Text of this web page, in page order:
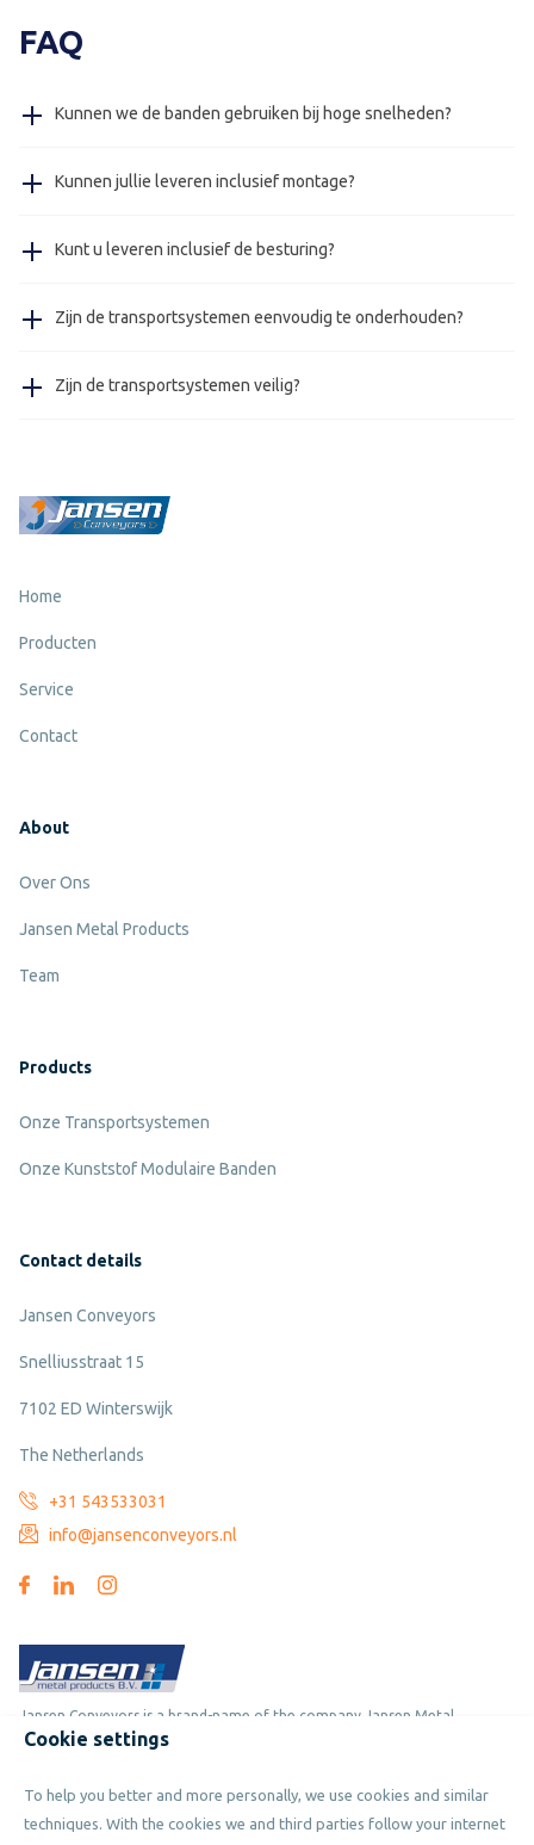
FAQ
Kunnen we de banden gebruiken bij hoge snelheden?
hoge snelheden, wij hebben banden geleverd die
Kunnen jullie leveren inclusief montage?
Jansen Metal Products beschikt over zeer ervaren
Kunt u leveren inclusief de besturing?
leveren met een besturingssysteem.
Zijn de transportsystemen eenvoudig te onderhouden?
geen speciaal gereedschap nodig, wat het onderhoud
Zijn de transportsystemen veilig?
Home
Producten
Service
Contact
About
Over Ons
Jansen Metal Products
Team
Products
Onze Transportsystemen
Onze Kunststof Modulaire Banden
Contact details
Jansen Conveyors
Snelliusstraat 15
7102 ED Winterswijk
The Netherlands
+31 543533031
info@jansenconveyors.nl
Jansen Conveyors is a brand-name of the company Jansen Metal
Products
Copyright © 2019 - 2026 Jansen Conveyors. Part of Jansen Metal
Products. All rights reserved.
Cookie settings
To help you better and more personally, we use cookies and similar
techniques. With the cookies we and third parties follow your internet